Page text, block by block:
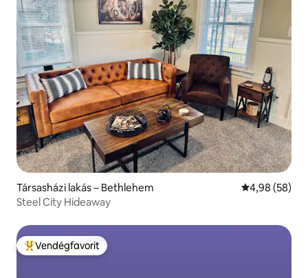
Társasházi lakás – Bethlehem Átlagos
4,98 (58)
Steel City Hideaway
Kiemelt vendégfavorit
Vendégfavorit